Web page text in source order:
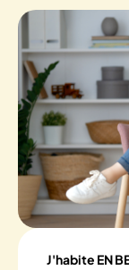
J'habite EN